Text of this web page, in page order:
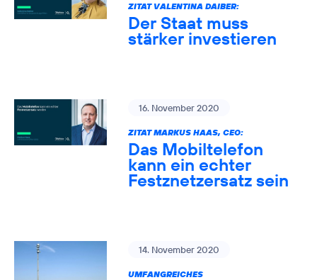
ZITAT VALENTINA DAIBER:
Der Staat muss
stärker investieren
16. November 2020
ZITAT MARKUS HAAS, CEO:
Das Mobiltelefon
kann ein echter
Festznetzersatz sein
14. November 2020
UMFANGREICHES